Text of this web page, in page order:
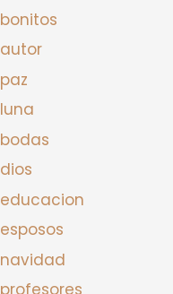
bonitos
autor
paz
luna
bodas
dios
educacion
esposos
navidad
profesores